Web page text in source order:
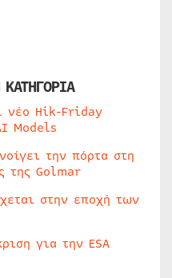
νέο Hik-Friday
Models
την πόρτα στη
της Golmar
στην εποχή των
για την ESA